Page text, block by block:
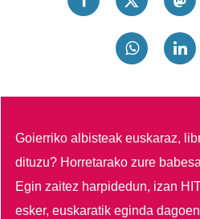
Goierriko albisteak euskaraz,
dituzu? Horretarako zure
Egin zaitez harpidedun, izan
esker, euskaratik eginda